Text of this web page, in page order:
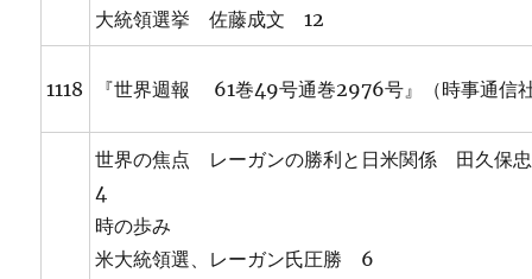
大統領選挙 佐藤成文 12
1118 『世界週報 61巻49号通巻2976号』（時事通信
世界の焦点 レーガンの勝利と日米関係 田久
4
時の歩み
米大統領選、レーガン氏圧勝 6